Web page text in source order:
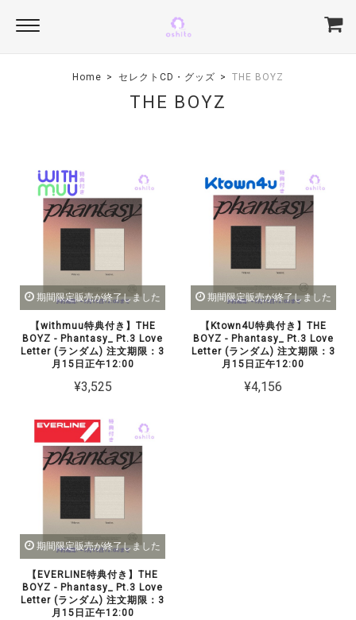
Home セレクトCD・グッズ THE BOYZ
THE BOYZ
期間限定販売が終了しました
【withmuu特典付き】THE
BOYZ - Phantasy_ Pt.3 Love
Letter (ランダム) 注文期限：3
月15日正午12:00
¥3,525
期間限定販売が終了しました
【Ktown4U特典付き】THE
BOYZ - Phantasy_ Pt.3 Love
Letter (ランダム) 注文期限：3
月15日正午12:00
¥4,156
期間限定販売が終了しました
【EVERLINE特典付き】THE
BOYZ - Phantasy_ Pt.3 Love
Letter (ランダム) 注文期限：3
月15日正午12:00